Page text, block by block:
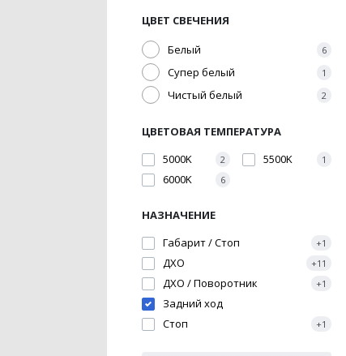
ЦВЕТ СВЕЧЕНИЯ
Белый
6
Супер белый 1
Чистый белый 2
ЦВЕТОВАЯ ТЕМПЕРАТУРА
5000K
2 5500K 1
6000K 6
НАЗНАЧЕНИЕ
Габарит / Стоп
+1
ДХО +11
ДХО / Поворотник +1
Задний ход
Стоп
+1
600 р. Подробнее